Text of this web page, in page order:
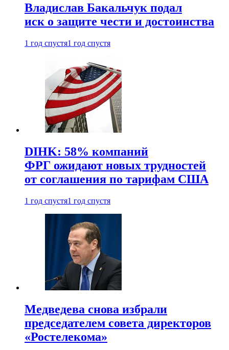
Владислав Бакальчук подал
иск о защите чести и достоинства
1 год спустя1 год спустя
DIHK: 58% компаний
ФРГ ожидают новых трудностей
от соглашения по тарифам США
1 год спустя1 год спустя
Медведева снова избрали
председателем совета директоров
«Ростелекома»